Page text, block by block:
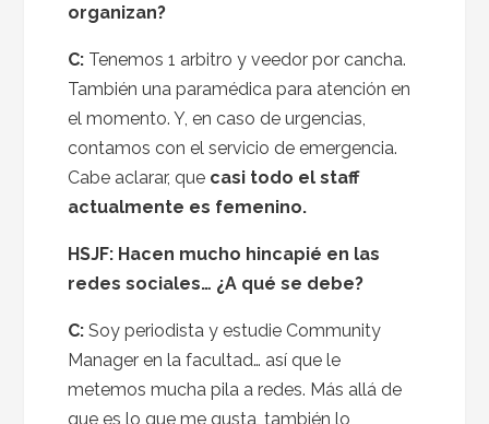
organizan?
C: Tenemos 1 arbitro y veedor por cancha.
También una paramédica para atención en
el momento. Y, en caso de urgencias,
contamos con el servicio de emergencia.
Cabe aclarar, que casi todo el staff
actualmente es femenino.
HSJF: Hacen mucho hincapié en las
redes sociales… ¿A qué se debe?
C: Soy periodista y estudie Community
Manager en la facultad… así que le
metemos mucha pila a redes. Más allá de
que es lo que me gusta, también lo